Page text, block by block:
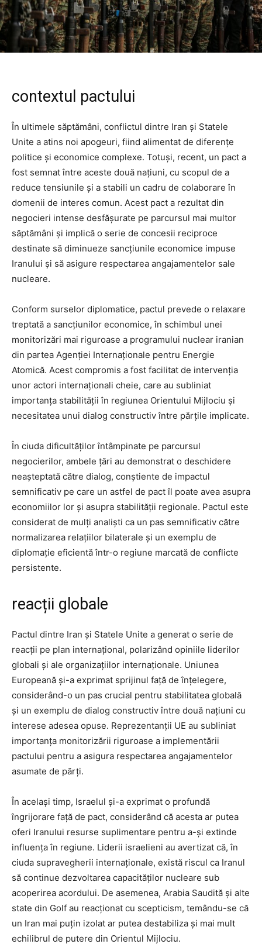
contextul pactului
În ultimele săptămâni, conflictul dintre Iran și Statele
Unite a atins noi apogeuri, fiind alimentat de diferențe
politice și economice complexe. Totuși, recent, un pact a
fost semnat între aceste două națiuni, cu scopul de a
reduce tensiunile și a stabili un cadru de colaborare în
domenii de interes comun. Acest pact a rezultat din
negocieri intense desfășurate pe parcursul mai multor
săptămâni și implică o serie de concesii reciproce
destinate să diminueze sancțiunile economice impuse
Iranului și să asigure respectarea angajamentelor sale
nucleare.
Conform surselor diplomatice, pactul prevede o relaxare
treptată a sancțiunilor economice, în schimbul unei
monitorizări mai riguroase a programului nuclear iranian
din partea Agenției Internaționale pentru Energie
Atomică. Acest compromis a fost facilitat de intervenția
unor actori internaționali cheie, care au subliniat
importanța stabilității în regiunea Orientului Mijlociu și
necesitatea unui dialog constructiv între părțile implicate.
În ciuda dificultăților întâmpinate pe parcursul
negocierilor, ambele țări au demonstrat o deschidere
neașteptată către dialog, conștiente de impactul
semnificativ pe care un astfel de pact îl poate avea asupra
economiilor lor și asupra stabilității regionale. Pactul este
considerat de mulți analiști ca un pas semnificativ către
normalizarea relațiilor bilaterale și un exemplu de
diplomație eficientă într-o regiune marcată de conflicte
persistente.
reacții globale
Pactul dintre Iran și Statele Unite a generat o serie de
reacții pe plan internațional, polarizând opiniile liderilor
globali și ale organizațiilor internaționale. Uniunea
Europeană și-a exprimat sprijinul față de înțelegere,
considerând-o un pas crucial pentru stabilitatea globală
și un exemplu de dialog constructiv între două națiuni cu
interese adesea opuse. Reprezentanții UE au subliniat
importanța monitorizării riguroase a implementării
pactului pentru a asigura respectarea angajamentelor
asumate de părți.
În același timp, Israelul și-a exprimat o profundă
îngrijorare față de pact, considerând că acesta ar putea
oferi Iranului resurse suplimentare pentru a-și extinde
influența în regiune. Liderii israelieni au avertizat că, în
ciuda supravegherii internaționale, există riscul ca Iranul
să continue dezvoltarea capacităților nucleare sub
acoperirea acordului. De asemenea, Arabia Saudită și alte
state din Golf au reacționat cu scepticism, temându-se că
un Iran mai puțin izolat ar putea destabiliza și mai mult
echilibrul de putere din Orientul Mijlociu.